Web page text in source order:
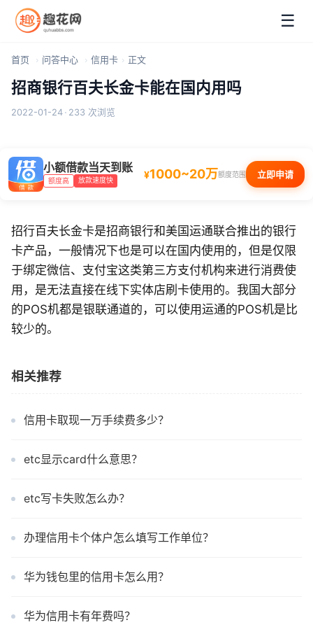
☰
首页 问答中心 信用卡 正文
招商银行百夫长金卡能在国内用吗
2022-01-24 · 233 次浏览
小额借款当天到账
额度高 放款速度快 ¥1000~20万额度范围 立即申请
招行百夫长金卡是招商银行和美国运通联合推出的银行
卡产品，一般情况下也是可以在国内使用的，但是仅限
于绑定微信、支付宝这类第三方支付机构来进行消费使
用，是无法直接在线下实体店刷卡使用的。我国大部分
的POS机都是银联通道的，可以使用运通的POS机是比
较少的。
相关推荐
信用卡取现一万手续费多少？
etc显示card什么意思？
etc写卡失败怎么办？
办理信用卡个体户怎么填写工作单位？
华为钱包里的信用卡怎么用？
华为信用卡有年费吗？